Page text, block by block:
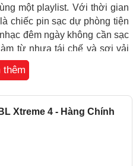
một playlist. Với thời gian
chiếc pin sạc dự phòng tiện
đêm ngày không cần sạc
từ nhựa tái chế và sợi vải
năng lượng âm thanh sống
thêm
Xtreme 4 - Hàng Chính